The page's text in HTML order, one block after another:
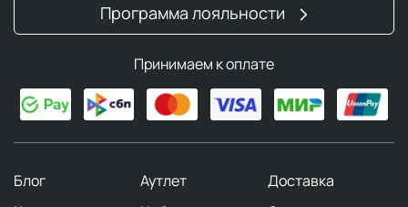
Программа лояльности
Принимаем к оплате
Блог Аутлет
Доставка